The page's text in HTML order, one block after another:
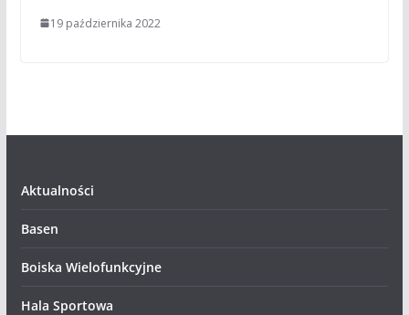
19 października 2022
Aktualności
Basen
Boiska Wielofunkcyjne
Hala Sportowa